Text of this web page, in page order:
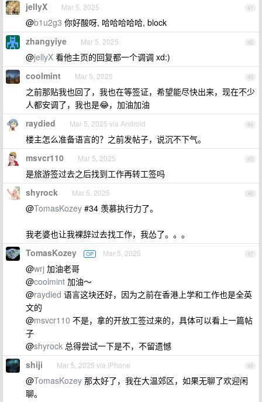
41
jellyX Mar 5, 2025
@b1u2g3 你好酸呀, 哈哈哈哈哈, block
42
zhangyiye Mar 5, 2025
@jellyX 看他主页的回复都一个调调 xd:)
43
coolmint Mar 5, 2025
之前那贴我也回了，我也在等签证，希望能尽快出来，现在不少
人都安调了，我也是😂，加油加油
44
raydied Mar 5, 2025 via Android
楼主怎么准备语言的？之前发帖子，说沉不下气。
45
msvcr110 Mar 5, 2025
是旅游签过去之后找到工作再转工签吗
46
shyrock Mar 5, 2025
@TomasKozey #34 羡慕执行力了。
我老婆也让我裸辞过去找工作，我怂了。。。
47
TomasKozey OP Mar 5, 2025
@wrj 加油老哥
@coolmint 加油～
@raydied 语言这块还好，因为之前在香港上学和工作也是全英
文的
@msvcr110 不是，拿的开放工签过来的，具体可以看上一篇帖
子
@shyrock 总得尝试一下是不，不留遗憾
48
shiji Mar 5, 2025 via iPhone
@TomasKozey 那太好了，我在大温郊区，如果无聊了欢迎闲
聊。